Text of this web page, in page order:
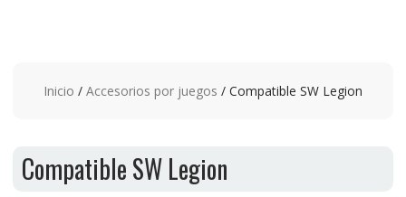
Inicio / Accesorios por juegos / Compatible SW Legion
Compatible SW Legion